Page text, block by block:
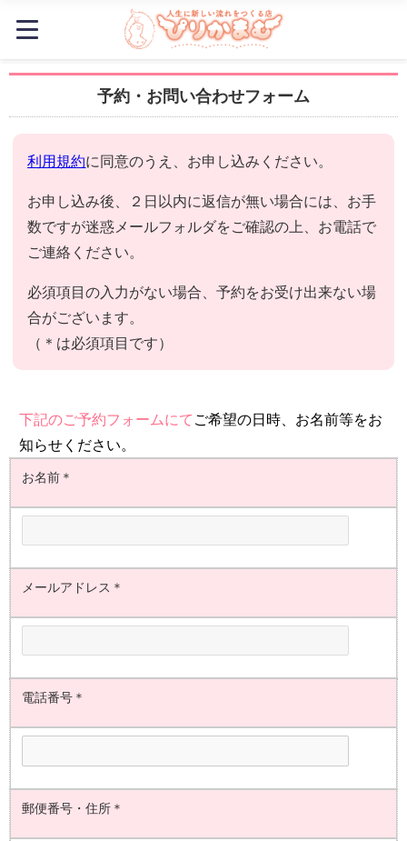
予約・お問い合わせフォーム
利用規約に同意のうえ、お申し込みください。
お申し込み後、２日以内に返信が無い場合には、お手
数ですが迷惑メールフォルダをご確認の上、お電話で
ご連絡ください。
必須項目の入力がない場合、予約をお受け出来ない場
合がございます。
（＊は必須項目です）
下記のご予約フォームにてご希望の日時、お名前等をお
知らせください。
お名前＊
メールアドレス＊
電話番号＊
郵便番号・住所＊